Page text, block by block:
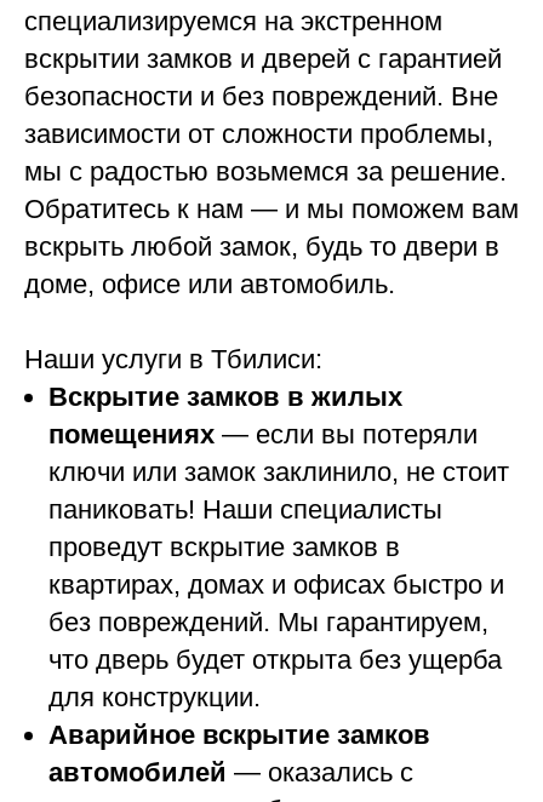
специализируемся на экстренном
вскрытии замков и дверей с гарантией
безопасности и без повреждений. Вне
зависимости от сложности проблемы,
мы с радостью возьмемся за решение.
Обратитесь к нам — и мы поможем вам
вскрыть любой замок, будь то двери в
доме, офисе или автомобиль.
Наши услуги в Тбилиси:
Вскрытие замков в жилых
помещениях — если вы потеряли
ключи или замок заклинило, не стоит
паниковать! Наши специалисты
проведут вскрытие замков в
квартирах, домах и офисах быстро и
без повреждений. Мы гарантируем,
что дверь будет открыта без ущерба
для конструкции.
Аварийное вскрытие замков
автомобилей — оказались с